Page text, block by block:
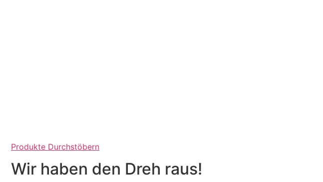
Produkte Durchstöbern
Wir haben den Dreh raus!